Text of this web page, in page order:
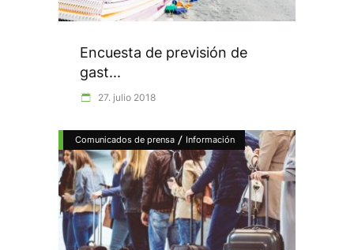
Encuesta de previsión de
gast...
27. julio 2018
Comunicados de prensa / Información